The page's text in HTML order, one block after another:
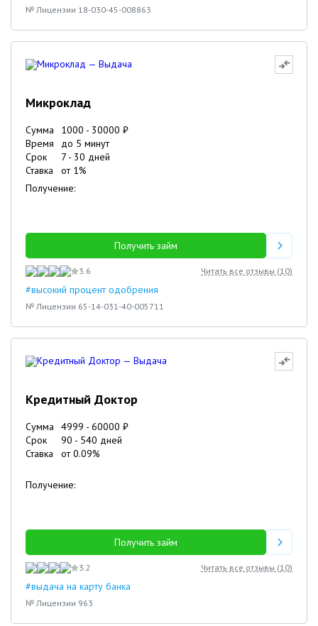
№ Лицензии 18-030-45-008863
Микроклад
Сумма 1000 - 30000 ₽
Время
до 5 минут
Срок
7 - 30 дней
Ставка
от 1%
Получение:
Получить займ
3.6 Читать все отзывы (10)
#высокий процент одобрения
№ Лицензии 65-14-031-40-005711
Кредитный Доктор
Сумма 4999 - 60000 ₽
Срок
90 - 540 дней
Ставка
от0.09%
Получение:
Получить займ
3.2 Читать все отзывы (10)
#выдача на карту банка
№ Лицензии 963